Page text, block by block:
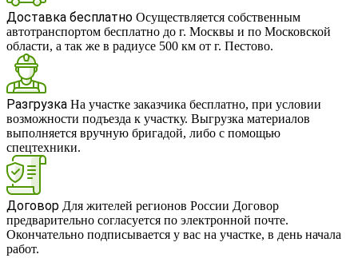
Доставка бесплатно Осуществляется собственным
автотранспортом бесплатно до г. Москвы и по Московской
области, а так же в радиусе 500 км от г. Пестово.
Разгрузка На участке заказчика бесплатно, при условии
возможности подъезда к участку. Выгрузка материалов
выполняется вручную бригадой, либо с помощью
спецтехники.
Договор Для жителей регионов России Договор
предварительно согласуется по электронной почте.
Окончательно подписывается у вас на участке, в день начала
работ.